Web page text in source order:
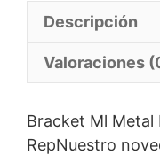
Descripción
Valoraciones
Bracket Ml Metal
RepNuestro